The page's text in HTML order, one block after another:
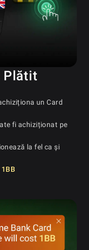
Plătit
un Card
fi achiziționat pe
la fel ca și
1BB